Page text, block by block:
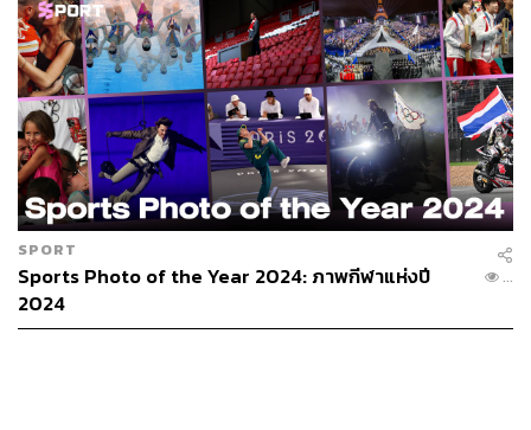
SPORT
Sports Photo of the Year 2024: ภาพกีฬาแห่งปี
2024
...